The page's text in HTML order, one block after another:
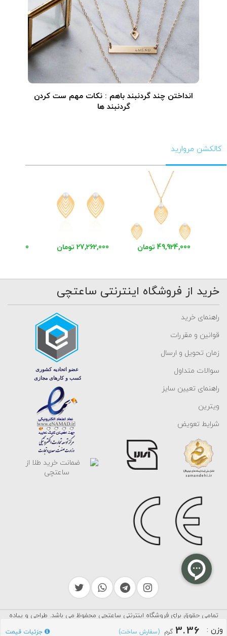
وزن :
3.36 گرم (سفارش ساخت) جزئیات قیمت
انداختن چند گردنبند باهم : نکات مهم ست کردن
گردنبند ها
کالکشن مروارید
49,924,000 تومان 27,262,000 تومان 23,894,000
خرید از فروشگاه اینترنتی ساعتچی
راهنمای خرید
قوانین و مقررات
زمان تحویل و ارسال
سوالات متداول
راهنمای تعیین سایز
ویترین
شرایط تعویض
تمامی حقوق برای فروشگاه اینترنتی ساعتچی محفوظ می باشد. طراحی و پیاده
سازی توسط